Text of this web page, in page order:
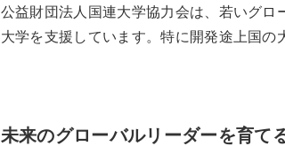
公益財団法人国連大学協力会は、若いグ
大学を支援しています。特に開発途上国の
未来のグローバルリーダーを育て